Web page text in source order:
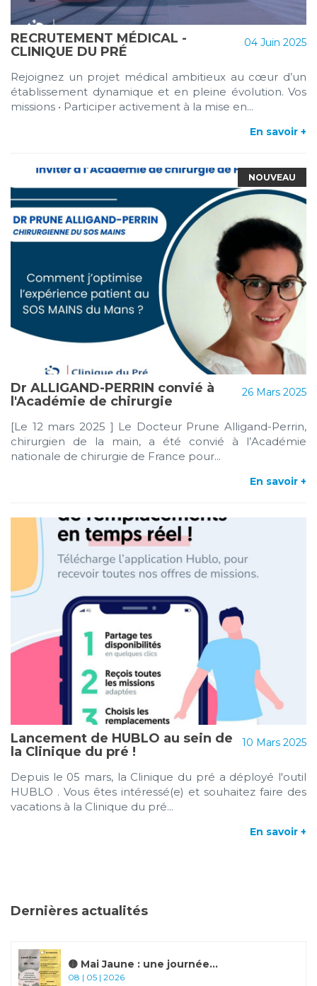
04 Juin 2025
RECRUTEMENT MÉDICAL -
CLINIQUE DU PRÉ
Rejoignez un projet médical ambitieux au cœur d’un
établissement dynamique et en pleine évolution. Vos
missions • Participer activement à la mise en...
En savoir +
NOUVEAU
26 Mars 2025
Dr ALLIGAND-PERRIN convié à
l'Académie de chirurgie
[Le 12 mars 2025 ] Le Docteur Prune Alligand-Perrin,
chirurgien de la main, a été convié à l’Académie
nationale de chirurgie de France pour...
En savoir +
10 Mars 2025
Lancement de HUBLO au sein de
la Clinique du pré !
Depuis le 05 mars, la Clinique du pré a déployé l'outil
HUBLO . Vous êtes intéressé(e) et souhaitez faire des
vacations à la Clinique du pré...
En savoir +
Dernières actualités
🟡 Mai Jaune : une journée...
08 | 05 | 2026